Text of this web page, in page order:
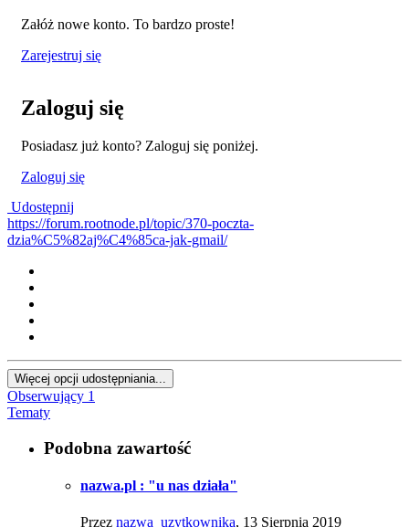
Załóż nowe konto. To bardzo proste!
Zarejestruj się
Zaloguj się
Posiadasz już konto? Zaloguj się poniżej.
Zaloguj się
Udostępnij
https://forum.rootnode.pl/topic/370-poczta-
dzia%C5%82aj%C4%85ca-jak-gmail/
Więcej opcji udostępniania...
Obserwujący 1
Tematy
Podobna zawartość
nazwa.pl : "u nas działa"
Przez nazwa_uzytkownika, 13 Sierpnia 2019